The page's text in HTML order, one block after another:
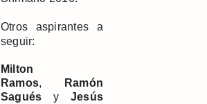
Otros aspirantes a
seguir:
Milton
Ramos,
Ramón
Sagués y Jesús